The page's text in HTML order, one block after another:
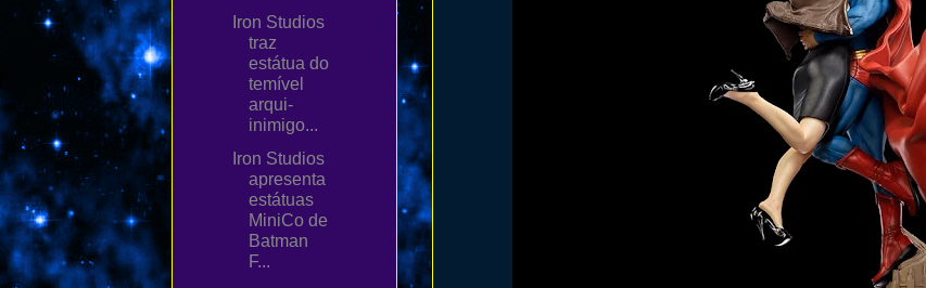
Iron Studios
traz
estátua do
temível
arqui-
inimigo...
Iron Studios
apresenta
estátuas
MiniCo de
Batman
F...